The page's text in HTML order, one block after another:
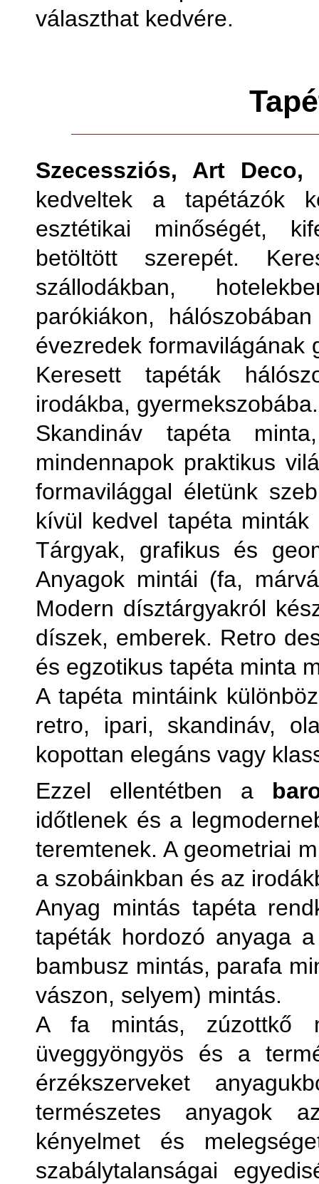
választhat kedvére.
Szecessziós, Art
kedveltek a tapétázók
esztétikai minőségét,
betöltött szerepét.
szállodákban,
parókiákon,
évezredek formavilágának
Keresett tapéták
irodákba,
Skandináv tapéta
mindennapok praktikus
formavilággal életünk
kívül kedvel tapéta
Tárgyak, grafikus és
Anyagok mintái (fa,
Modern dísztárgyakról
díszek, emberek. Retro
és egzotikus tapéta minta
A tapéta mintáink
retro, ipari, skandináv,
kopottan elegáns vagy
Ezzel ellentétben a
időtlenek és a
teremtenek. A geometriai
a szobáinkban és az
Anyag mintás tapéta
tapéták hordozó anyaga
bambusz mintás, parafa
vászon, selyem) mintás.
A fa mintás, zúzottkő
üveggyöngyös és a
érzékszerveket
természetes anyagok
kényelmet és
szabálytalanságai